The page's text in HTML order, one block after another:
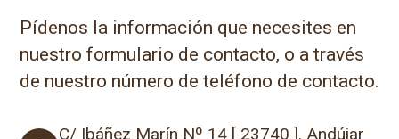
Pídenos la información que necesites en
nuestro formulario de contacto, o a través
de nuestro número de teléfono de contacto.
C/ Ibáñez Marín Nº 14 [ 23740 ]. Andújar